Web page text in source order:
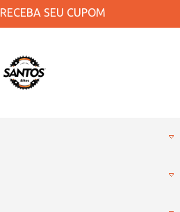
RECEBA SEU CUPOM